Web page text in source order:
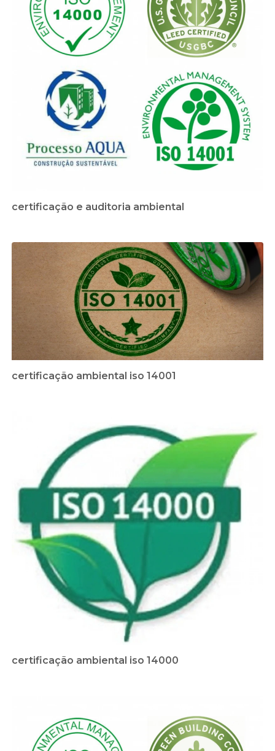
certificação e auditoria ambiental
certificação ambiental iso 14001
certificação ambiental iso 14000